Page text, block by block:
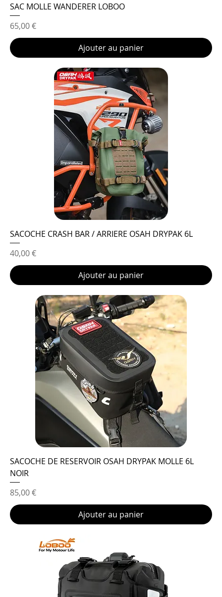
SAC MOLLE WANDERER LOBOO
Prix
65,00 €
Ajouter au panier
SACOCHE CRASH BAR / ARRIERE OSAH DRYPAK 6L
Prix
40,00 €
Ajouter au panier
SACOCHE DE RESERVOIR OSAH DRYPAK MOLLE 6L
NOIR
Prix
85,00 €
Ajouter au panier